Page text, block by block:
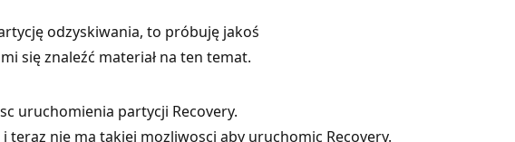
odzyskiwania, to próbuję jakoś
się znaleźć materiał na ten temat.
uruchomienia partycji Recovery.
nie ma takiej mozliwosci aby uruchomic Recovery.